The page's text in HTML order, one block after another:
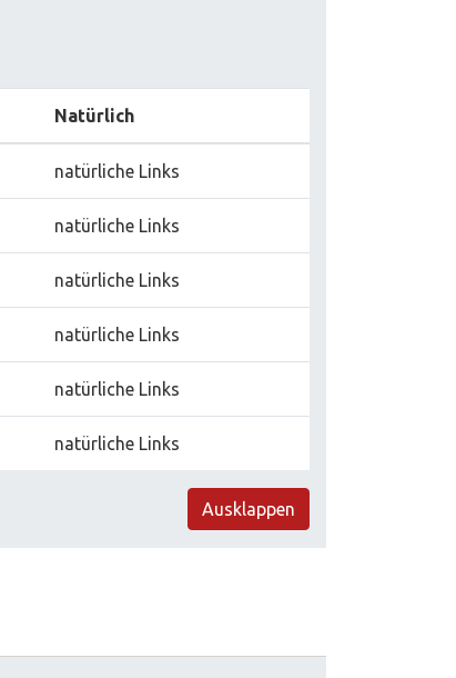
Natürlich
natürliche Links
natürliche Links
natürliche Links
natürliche Links
natürliche Links
natürliche Links
Ausklappen